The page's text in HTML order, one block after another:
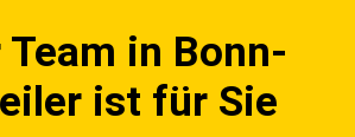
Team in Bonn-
ist für Sie